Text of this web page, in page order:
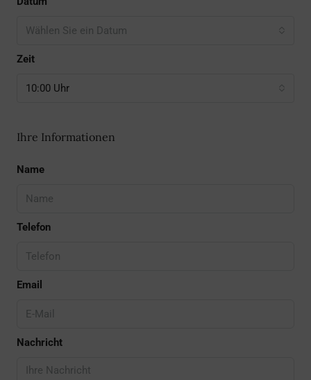
Wählen Sie ein Datum
Zeit
10:00 Uhr
Ihre Informationen
Name
Telefon
Email
Nachricht